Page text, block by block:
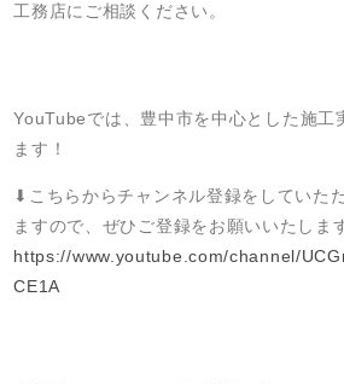
工務店にご相談ください。
YouTubeでは、豊中市を中心とした施工
ます！
⬇︎こちらからチャンネル登録をしていた
ますので、ぜひご登録をお願いいたしま
https://www.youtube.com/channel/
CE1A